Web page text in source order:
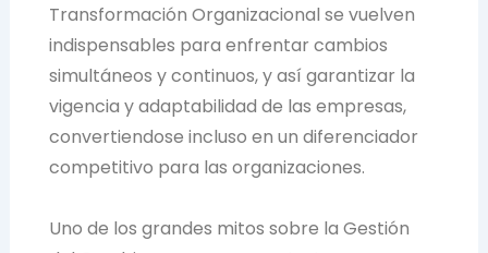
Transformación Organizacional se vuelven
indispensables para enfrentar cambios
simultáneos y continuos, y así garantizar la
vigencia y adaptabilidad de las empresas,
convertiendose incluso en un diferenciador
competitivo para las organizaciones.
Uno de los grandes mitos sobre la Gestión